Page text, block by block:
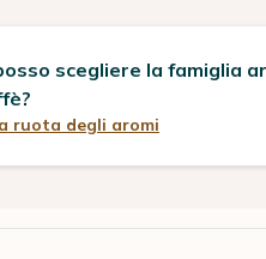
scegliere la famiglia
ruota degli aromi